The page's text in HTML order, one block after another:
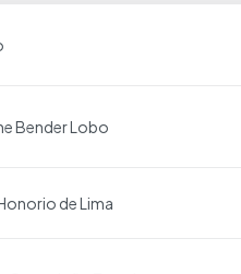
Bender Lobo
de Lima